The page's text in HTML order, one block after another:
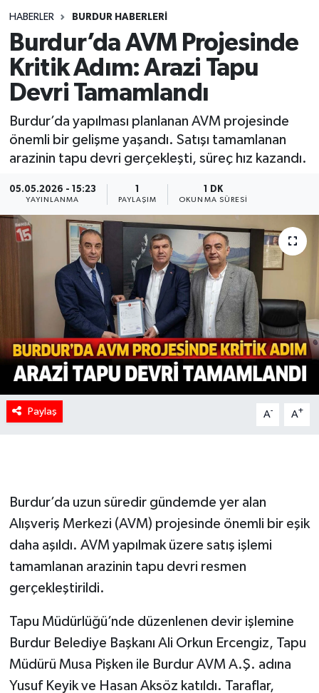
HABERLER BURDUR HABERLERİ
Burdur’da AVM Projesinde
Kritik Adım: Arazi Tapu
Devri Tamamlandı
Burdur’da yapılması planlanan AVM projesinde
önemli bir gelişme yaşandı. Satışı tamamlanan
arazinin tapu devri gerçekleşti, süreç hız kazandı.
05.05.2026 - 15:23
YAYINLANMA
1
PAYLAŞIM
1 DK
OKUNMA SÜRESI
Paylaş A- A+
Burdur’da uzun süredir gündemde yer alan
Alışveriş Merkezi (AVM) projesinde önemli bir eşik
daha aşıldı. AVM yapılmak üzere satış işlemi
tamamlanan arazinin tapu devri resmen
gerçekleştirildi.
Tapu Müdürlüğü’nde düzenlenen devir işlemine
Burdur Belediye Başkanı Ali Orkun Ercengiz, Tapu
Müdürü Musa Pişken ile Burdur AVM A.Ş. adına
Yusuf Keyik ve Hasan Aksöz katıldı. Taraflar,
Spor
Tebrik
Türkiye